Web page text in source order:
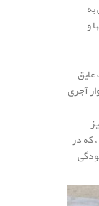
و
و 24 برابر دیوار آجری
که در